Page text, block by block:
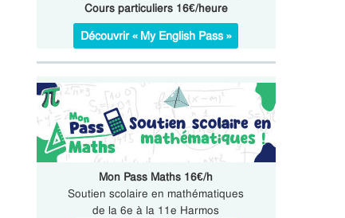
Cours particuliers 16€/heure
Découvrir « My English Pass »
Mon Pass Maths 16€/h
Soutien scolaire en mathématiques
de la 6e à la 11e Harmos